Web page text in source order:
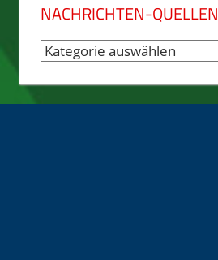
NACHRICHTEN-QUELLEN
Nachrichten-